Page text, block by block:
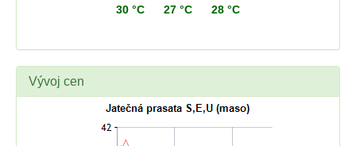
30 °C 27 °C 28 °C
Vývoj cen